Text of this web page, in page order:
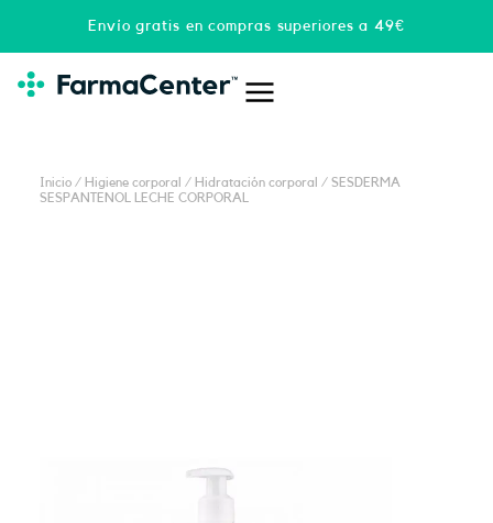
Envío gratis en compras superiores a 49€
Inicio / Higiene corporal / Hidratación corporal
/ SESDERMA
SESPANTENOL LECHE CORPORAL